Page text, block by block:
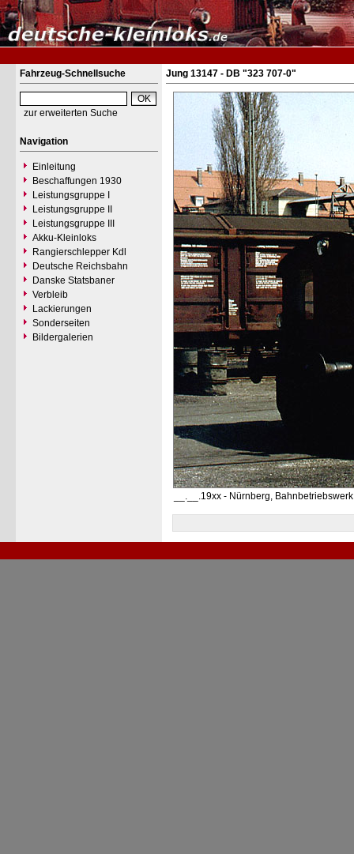
Fahrzeug-Schnellsuche
zur erweiterten Suche
Navigation
Einleitung
Beschaffungen 1930
Leistungsgruppe I
Leistungsgruppe II
Leistungsgruppe III
Akku-Kleinloks
Rangierschlepper Kdl
Deutsche Reichsbahn
Danske Statsbaner
Verbleib
Lackierungen
Sonderseiten
Bildergalerien
Jung 13147 - DB "323 707-0"
__.__.19xx - Nürnberg,